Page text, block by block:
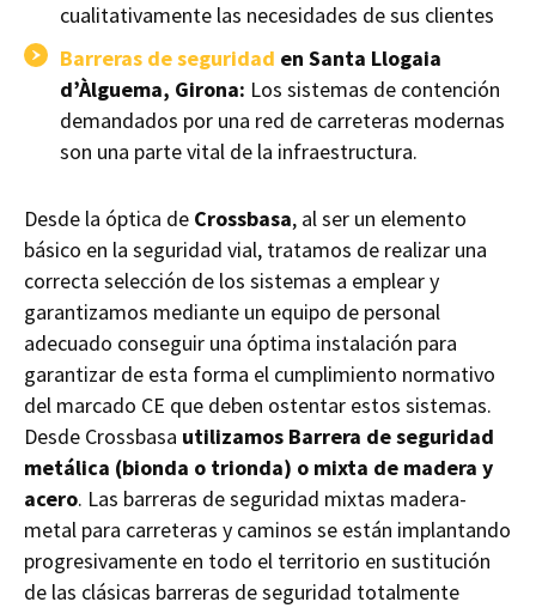
cualitativamente las necesidades de sus clientes
Barreras de seguridad en Santa Llogaia
d’Àlguema, Girona: Los sistemas de contención
demandados por una red de carreteras modernas
son una parte vital de la infraestructura.
Desde la óptica de Crossbasa, al ser un elemento
básico en la seguridad vial, tratamos de realizar una
correcta selección de los sistemas a emplear y
garantizamos mediante un equipo de personal
adecuado conseguir una óptima instalación para
garantizar de esta forma el cumplimiento normativo
del marcado CE que deben ostentar estos sistemas.
Desde Crossbasa utilizamos Barrera de seguridad
metálica (bionda o trionda) o mixta de madera y
acero. Las barreras de seguridad mixtas madera-
metal para carreteras y caminos se están implantando
progresivamente en todo el territorio en sustitución
de las clásicas barreras de seguridad totalmente